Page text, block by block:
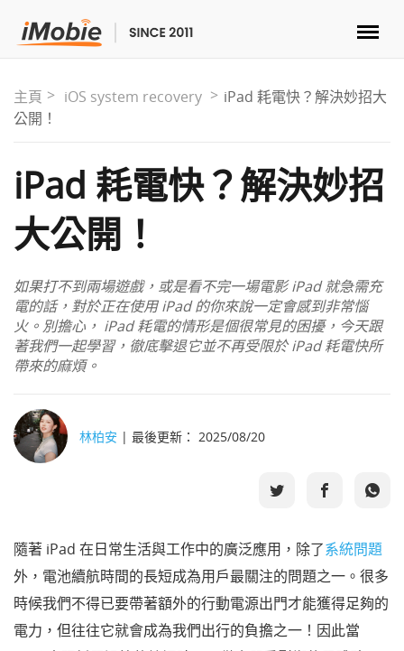
實用
手機解決方案
商店
下載
選擇語言
主頁 iOS system recovery
iPad 耗電快？解決妙招大
公開！
iPad 耗電快？解決妙招
大公開！
如果打不到兩場遊戲，或是看不完一場電影 iPad 就急需充
電的話，對於正在使用 iPad 的你來說一定會感到非常惱
火。別擔心， iPad 耗電的情形是個很常見的困擾，今天跟
著我們一起學習，徹底擊退它並不再受限於 iPad 耗電快所
帶來的麻煩。
林柏安 | 最後更新： 2025/08/20
隨著 iPad 在日常生活與工作中的廣泛應用，除了系統問題
外，電池續航時間的長短成為用戶最關注的問題之一。很多
時候我們不得已要帶著額外的行動電源出門才能獲得足夠的
電力，但往往它就會成為我們出行的負擔之一！因此當